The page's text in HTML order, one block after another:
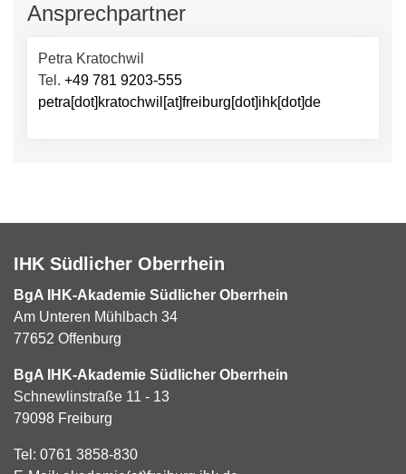
Ansprechpartner
Petra Kratochwil
Tel. +49 781 9203-555
petra[dot]kratochwil[at]freiburg[dot]ihk[dot]de
IHK Südlicher Oberrhein
BgA IHK-Akademie Südlicher Oberrhein
Am Unteren Mühlbach 34
77652 Offenburg
BgA IHK-Akademie Südlicher Oberrhein
Schnewlinstraße 11 - 13
79098 Freiburg
Tel: 0761 3858-830